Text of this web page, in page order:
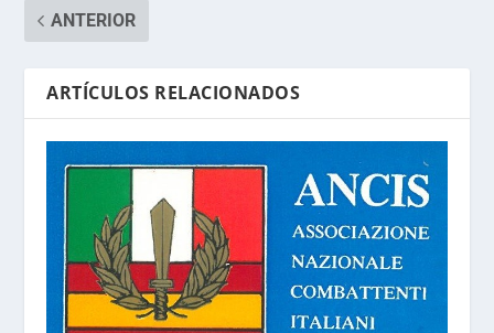
ANTERIOR
ARTÍCULOS RELACIONADOS